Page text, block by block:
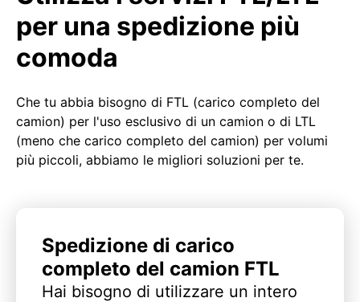
per una spedizione più
comoda
Che tu abbia bisogno di FTL (carico completo del
camion) per l'uso esclusivo di un camion o di LTL
(meno che carico completo del camion) per volumi
più piccoli, abbiamo le migliori soluzioni per te.
Spedizione di carico
completo del camion FTL
Hai bisogno di utilizzare un intero